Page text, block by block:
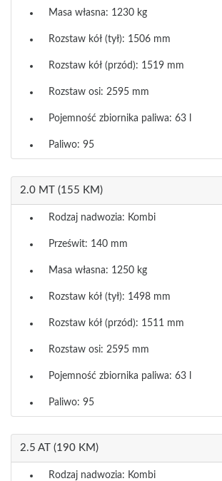
Masa własna: 1230 kg
Rozstaw kół (tył): 1506 mm
Rozstaw kół (przód): 1519 mm
Rozstaw osi: 2595 mm
Pojemność zbiornika paliwa: 63 l
Paliwo: 95
2.0 MT (155 KM)
Rodzaj nadwozia: Kombi
Prześwit: 140 mm
Masa własna: 1250 kg
Rozstaw kół (tył): 1498 mm
Rozstaw kół (przód): 1511 mm
Rozstaw osi: 2595 mm
Pojemność zbiornika paliwa: 63 l
Paliwo: 95
2.5 AT (190 KM)
Rodzaj nadwozia: Kombi